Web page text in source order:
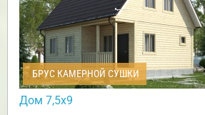
БРУС КАМЕРНОЙ СУШКИ
Дом 7,5х9